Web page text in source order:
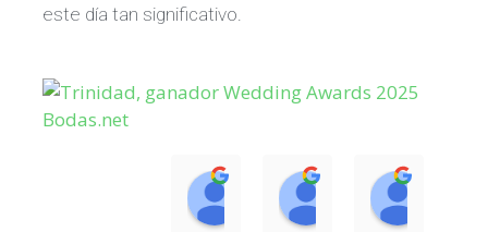
este día tan significativo.
Nuria Gil RoldanMaria Garcia